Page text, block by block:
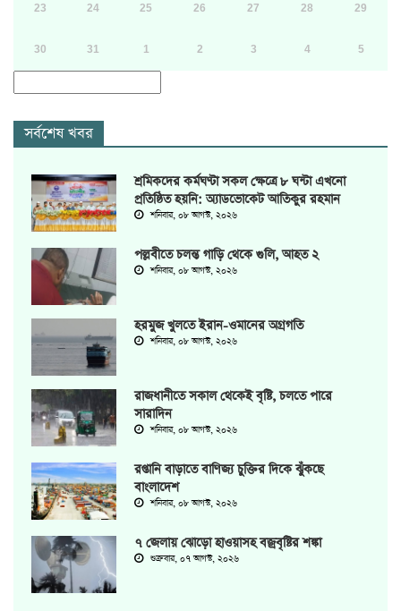
23 24 25 26 27 28 29
30 31 1 2 3 4 5
সর্বশেষ খবর
শ্রমিকদের কর্মঘণ্টা সকল ক্ষেত্রে ৮ ঘন্টা এখনো
প্রতিষ্ঠিত হয়নি: অ্যাডভোকেট আতিকুর রহমান
শনিবার, ০৮ আগস্ট, ২০২৬
পল্লবীতে চলন্ত গাড়ি থেকে গুলি, আহত ২
শনিবার, ০৮ আগস্ট, ২০২৬
হরমুজ খুলতে ইরান-ওমানের অগ্রগতি
শনিবার, ০৮ আগস্ট, ২০২৬
রাজধানীতে সকাল থেকেই বৃষ্টি, চলতে পারে
সারাদিন
শনিবার, ০৮ আগস্ট, ২০২৬
রপ্তানি বাড়াতে বাণিজ্য চুক্তির দিকে ঝুঁকছে
বাংলাদেশ
শনিবার, ০৮ আগস্ট, ২০২৬
৭ জেলায় ঝোড়ো হাওয়াসহ বজ্রবৃষ্টির শঙ্কা
শুক্রবার, ০৭ আগস্ট, ২০২৬